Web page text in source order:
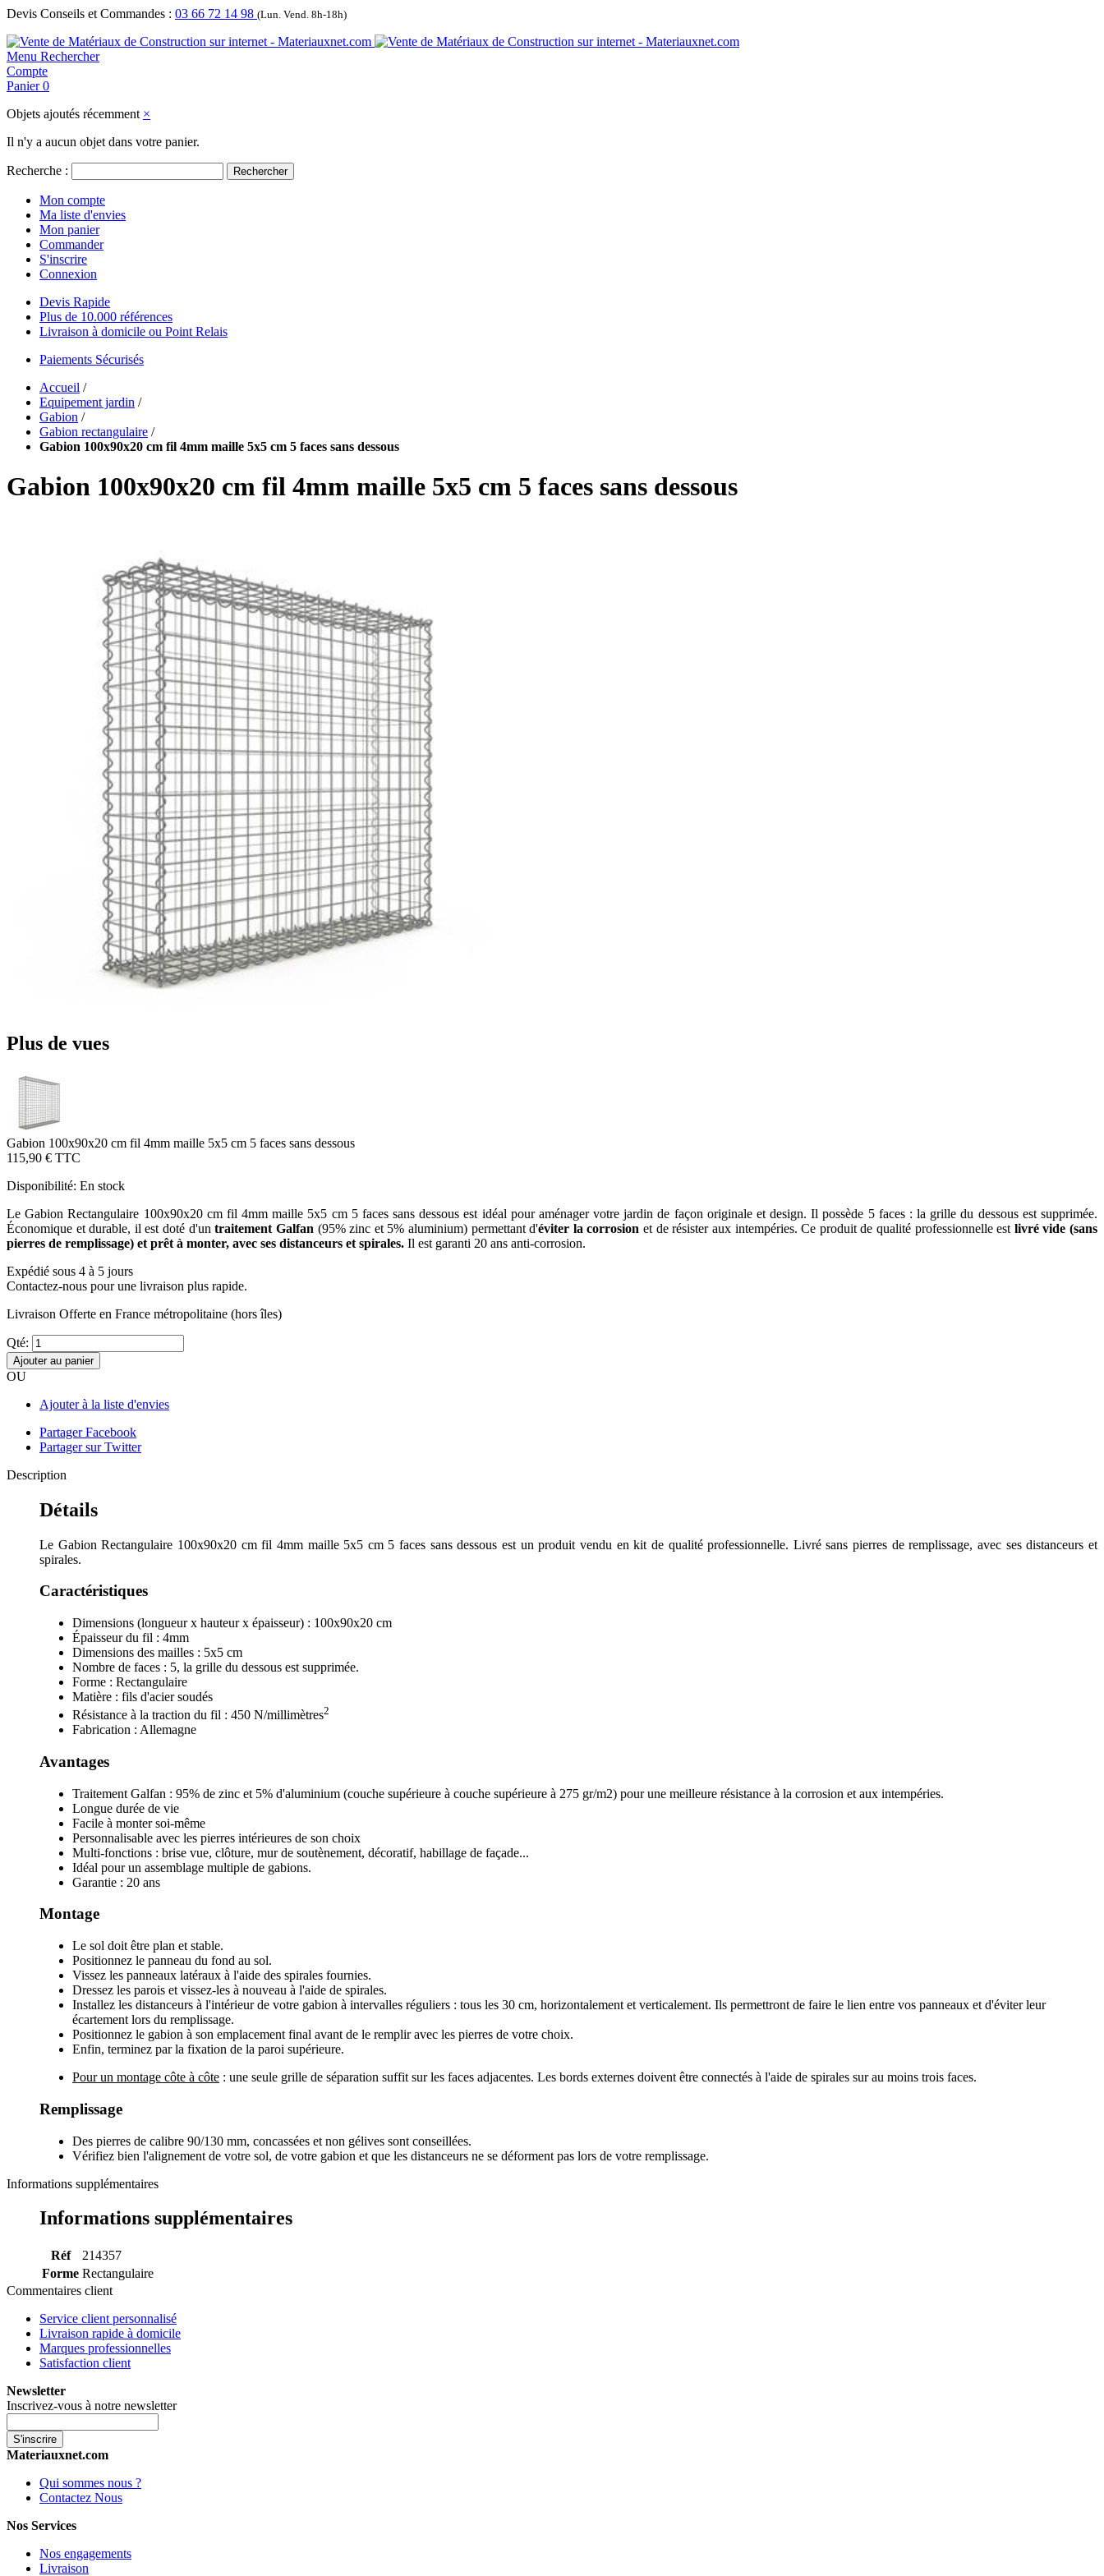
Devis Conseils et Commandes : 03 66 72 14 98 (Lun. Vend. 8h-18h)
Menu Rechercher
Compte
Panier 0
Objets ajoutés récemment ×
Il n'y a aucun objet dans votre panier.
Recherche : Rechercher
Mon compte
Ma liste d'envies
Mon panier
Commander
S'inscrire
Connexion
Devis Rapide
Plus de 10.000 références
Livraison à domicile ou Point Relais
Paiements Sécurisés
Accueil /
Equipement jardin /
Gabion /
Gabion rectangulaire /
Gabion 100x90x20 cm fil 4mm maille 5x5 cm 5 faces sans dessous
Gabion 100x90x20 cm fil 4mm maille 5x5 cm 5 faces sans dessous
Plus de vues
Gabion 100x90x20 cm fil 4mm maille 5x5 cm 5 faces sans dessous
115,90 € TTC
Disponibilité: En stock
Le Gabion Rectangulaire 100x90x20 cm fil 4mm maille 5x5 cm 5 faces sans dessous est idéal pour aménager votre jardin de façon originale et design. Il possède 5 faces : la grille du dessous est supprimée.
Économique et durable, il est doté d'untraitement Galfan (95% zinc et 5% aluminium) permettant d'éviter la corrosion et de résister aux intempéries. Ce produit de qualité professionnelle est livré vide (sans
pierres de remplissage) et prêt à monter, avec ses distanceurs et spirales. Il est garanti 20 ans anti-corrosion.
Expédié sous 4 à 5 jours
Contactez-nous pour une livraison plus rapide.
Livraison Offerte en France métropolitaine (hors îles)
Qté:
Ajouter au panier
OU
Ajouter à la liste d'envies
Partager Facebook
Partager sur Twitter
Description
Détails
Le Gabion Rectangulaire 100x90x20 cm fil 4mm maille 5x5 cm 5 faces sans dessous est un produit vendu en kit de qualité professionnelle. Livré sans pierres de remplissage, avec ses distanceurs et
spirales.
Caractéristiques
Dimensions (longueur x hauteur x épaisseur) : 100x90x20 cm
Épaisseur du fil : 4mm
Dimensions des mailles : 5x5 cm
Nombre de faces : 5, la grille du dessous est supprimée.
Forme : Rectangulaire
Matière : fils d'acier soudés
Résistance à la traction du fil : 450 N/millimètres2
Fabrication : Allemagne
Avantages
Traitement Galfan : 95% de zinc et 5% d'aluminium (couche supérieure à couche supérieure à 275 gr/m2) pour une meilleure résistance à la corrosion et aux intempéries.
Longue durée de vie
Facile à monter soi-même
Personnalisable avec les pierres intérieures de son choix
Multi-fonctions : brise vue, clôture, mur de soutènement, décoratif, habillage de façade...
Idéal pour un assemblage multiple de gabions.
Garantie : 20 ans
Montage
Le sol doit être plan et stable.
Positionnez le panneau du fond au sol.
Vissez les panneaux latéraux à l'aide des spirales fournies.
Dressez les parois et vissez-les à nouveau à l'aide de spirales.
Installez les distanceurs à l'intérieur de votre gabion à intervalles réguliers : tous les 30 cm, horizontalement et verticalement. Ils permettront de faire le lien entre vos panneaux et d'éviter leur
écartement lors du remplissage.
Positionnez le gabion à son emplacement final avant de le remplir avec les pierres de votre choix.
Enfin, terminez par la fixation de la paroi supérieure.
Pour un montage côte à côte : une seule grille de séparation suffit sur les faces adjacentes. Les bords externes doivent être connectés à l'aide de spirales sur au moins trois faces.
Remplissage
Des pierres de calibre 90/130 mm, concassées et non gélives sont conseillées.
Vérifiez bien l'alignement de votre sol, de votre gabion et que les distanceurs ne se déforment pas lors de votre remplissage.
Informations supplémentaires
Informations supplémentaires
Réf
214357
Forme Rectangulaire
Commentaires client
Service client personnalisé
Livraison rapide à domicile
Marques professionnelles
Satisfaction client
Newsletter
Inscrivez-vous à notre newsletter
S'inscrire
Materiauxnet.com
Qui sommes nous ?
Contactez Nous
Nos Services
Nos engagements
Livraison